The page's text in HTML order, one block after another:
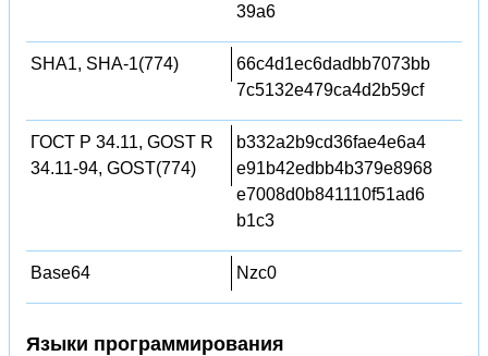
39a6
SHA1, SHA-1(774)
66c4d1ec6dadbb7073bb
7c5132e479ca4d2b59cf
ГОСТ Р 34.11, GOST R
34.11-94, GOST(774)
b332a2b9cd36fae4e6a4
e91b42edbb4b379e8968
e7008d0b841110f51ad6
b1c3
Base64 Nzc0
Языки программирования